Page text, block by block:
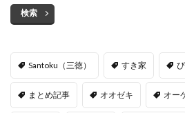
検索
Santoku（三徳） すき家
まとめ記事 オオゼキ オー